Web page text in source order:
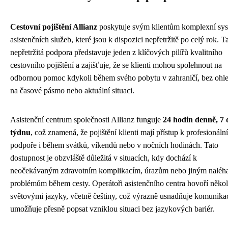
Cestovní pojištění Allianz poskytuje svým klientům komplexní
asistenčních služeb, které jsou k dispozici nepřetržitě po celý rok.
nepřetržitá podpora představuje jeden z klíčových pilířů kvalitního
cestovního pojištění a zajišťuje, že se klienti mohou spolehnout na
odbornou pomoc kdykoli během svého pobytu v zahraničí, bez
na časové pásmo nebo aktuální situaci.
Asistenční centrum společnosti Allianz funguje 24 hodin denně, 7
týdnu, což znamená, že pojištění klienti mají přístup k profesionální
podpoře i během svátků, víkendů nebo v nočních hodinách. Tato
dostupnost je obzvláště důležitá v situacích, kdy dochází k
neočekávaným zdravotním komplikacím, úrazům nebo jiným
problémům během cesty. Operátoři asistenčního centra hovoří
světovými jazyky, včetně češtiny, což výrazně usnadňuje
umožňuje přesně popsat vzniklou situaci bez jazykových bariér.